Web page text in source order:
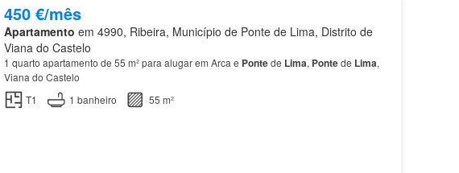
450 €/mês
Apartamento em 4990, Ribeira, Município de Ponte de Lima, Distrito de
Viana do Castelo
1 quarto apartamento de 55 m² para alugar em Arca e Pontede Lima, Pontede Lima,
Viana do Castelo
T1
1 banheiro 55 m²